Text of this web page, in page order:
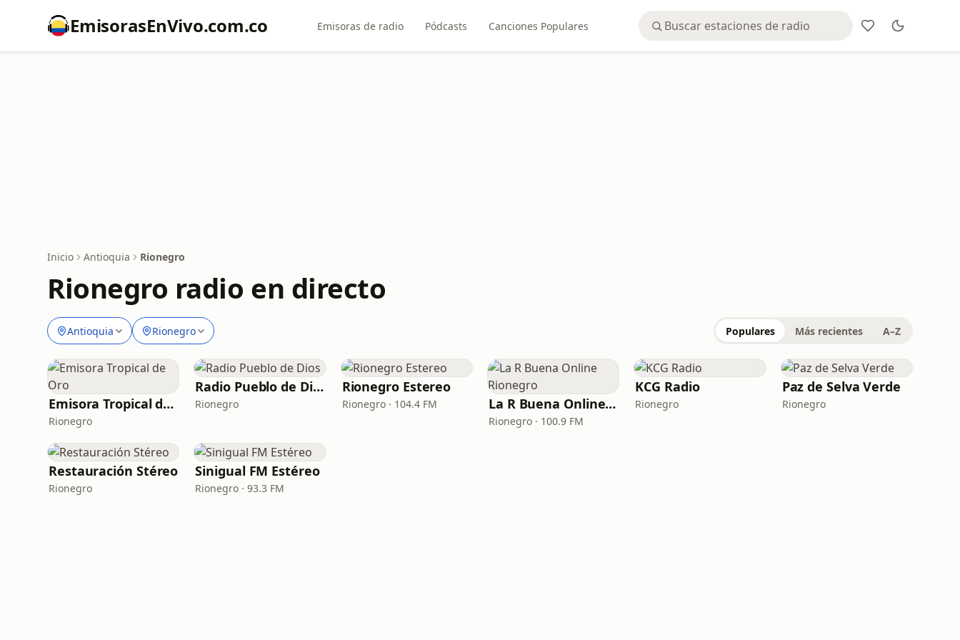
EmisorasEnVivo.com.co Emisoras de radio Pódcasts Canciones Populares
Inicio Antioquia Rionegro
Rionegro radio en directo
Antioquia Rionegro Populares Más recientes A–Z
Emisora Tropical de Oro
Rionegro
Radio Pueblo de Dios
Rionegro
Rionegro Estereo
Rionegro · 104.4 FM La R Buena Online Rionegro
Rionegro · 100.9 FM
KCG Radio
Rionegro
Paz de Selva Verde
Rionegro
Restauración Stéreo
Rionegro
Sinigual FM Estéreo
Rionegro · 93.3 FM